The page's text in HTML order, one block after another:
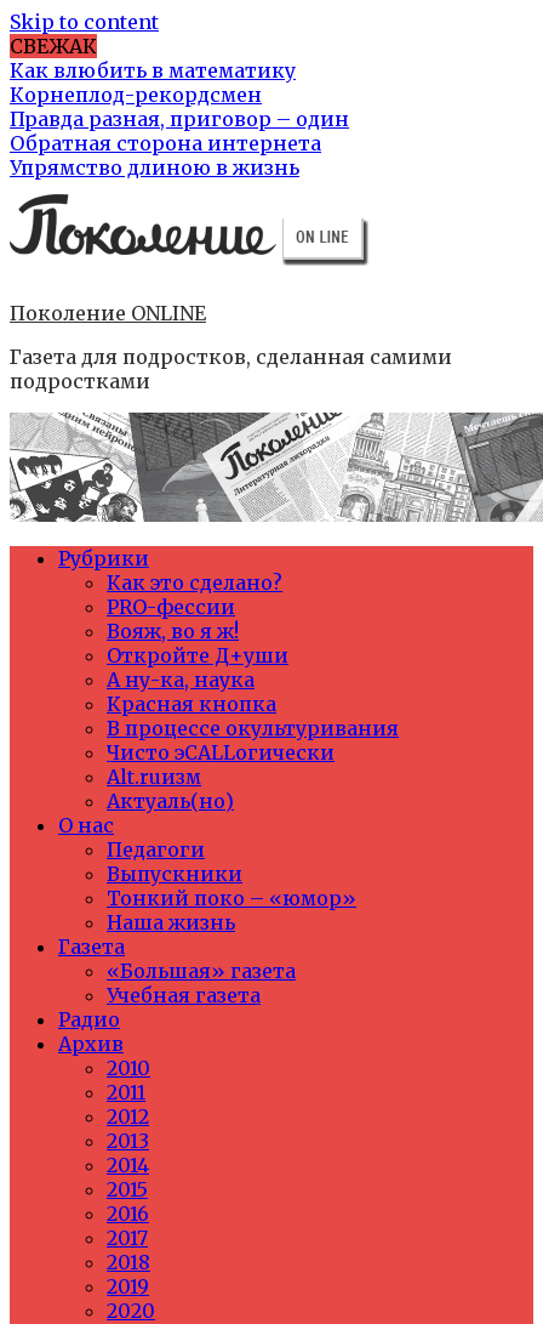
Skip to content
СВЕЖАК
Как влюбить в математику
Корнеплод-рекордсмен
Правда разная, приговор – один
Обратная сторона интернета
Упрямство длиною в жизнь
Поколение ONLINE
Газета для подростков, сделанная самими
подростками
Рубрики
Как это сделано?
PRO-фессии
Вояж, во я ж!
Откройте Д+уши
А ну-ка, наука
Красная кнопка
В процессе окультуривания
Чисто эCALLогически
Alt.ruизм
Актуаль(но)
О нас
Педагоги
Выпускники
Тонкий поко – «юмор»
Наша жизнь
Газета
«Большая» газета
Учебная газета
Радио
Архив
2010
2011
2012
2013
2014
2015
2016
2017
2018
2019
2020